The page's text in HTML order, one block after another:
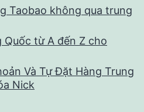
Taobao không qua trung
Quốc từ A đến Z cho
Và Tự Đặt Hàng Trung
Nick